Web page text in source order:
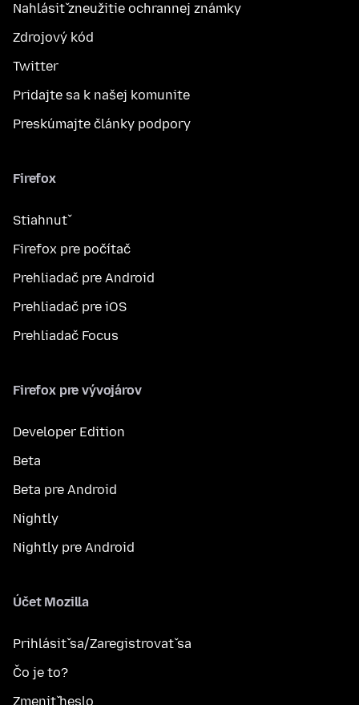
Nahlásiť zneužitie ochrannej známky
Zdrojový kód
Twitter
Pridajte sa k našej komunite
Preskúmajte články podpory
Firefox
Stiahnuť
Firefox pre počítač
Prehliadač pre Android
Prehliadač pre iOS
Prehliadač Focus
Firefox pre vývojárov
Developer Edition
Beta
Beta pre Android
Nightly
Nightly pre Android
Účet Mozilla
Prihlásiť sa/Zaregistrovať sa
Čo je to?
Zmeniť heslo